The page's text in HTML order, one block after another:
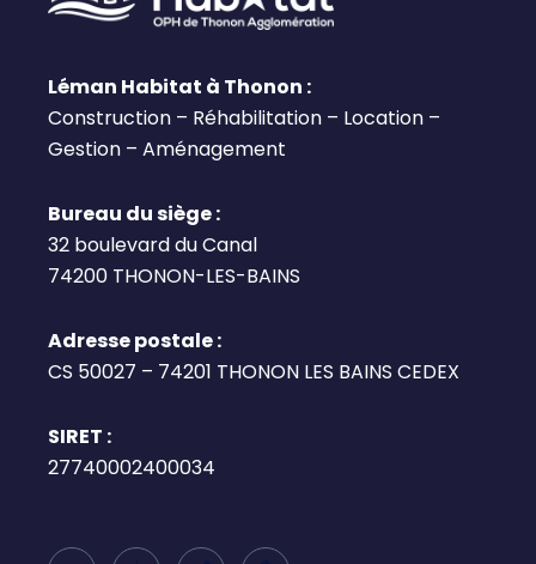
Léman Habitat à Thonon :
Construction – Réhabilitation – Location –
Gestion – Aménagement
Bureau du siège :
32 boulevard du Canal
74200 THONON-LES-BAINS
Adresse postale :
CS 50027 – 74201 THONON LES BAINS CEDEX
SIRET :
27740002400034